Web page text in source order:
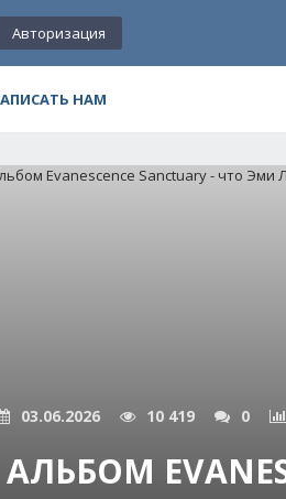
Авторизация
НАМ
03.06.2026 10 419 0